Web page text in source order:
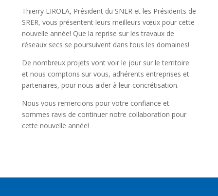
Thierry LIROLA, Président du SNER et les Présidents de
SRER, vous présentent leurs meilleurs vœux pour cette
nouvelle année! Que la reprise sur les travaux de
réseaux secs se poursuivent dans tous les domaines!
De nombreux projets vont voir le jour sur le territoire
et nous comptons sur vous, adhérents entreprises et
partenaires, pour nous aider à leur concrétisation.
Nous vous remercions pour votre confiance et
sommes ravis de continuer notre collaboration pour
cette nouvelle année!